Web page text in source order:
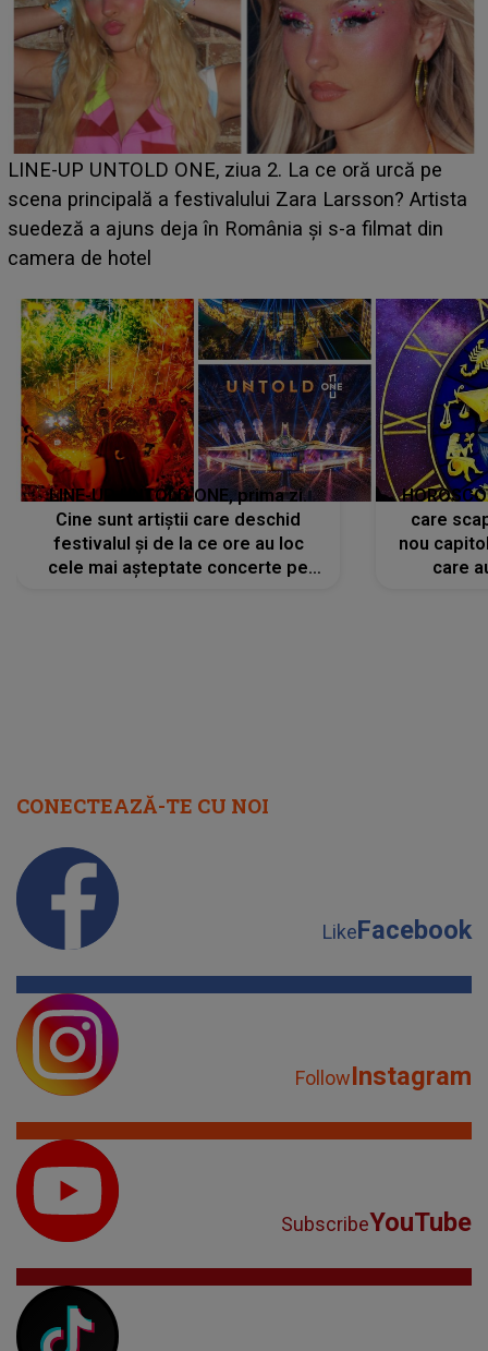
Ce a dezvăluit noua concurentă din "Casa Iubirii" l-a
luat prin surprindere pe Emanuel. CINE ESTE
BĂIATUL VIZAT de Alexandra?! Aflându-se în fața
faptului împlinit, A RECUNOSCUT IMEDIAT: "Am
LINE-UP UNTOLD ONE, prima zi.
Cine sunt artiștii care deschid
festivalul și de la ce ore au loc
cele mai așteptate concerte pe
care
nou
care
CONECTEAZĂ-TE CU NOI
LikeFacebook
FollowInstagram
SubscribeYouTube